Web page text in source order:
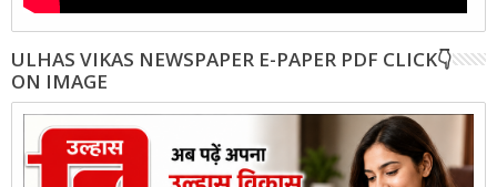
ULHAS VIKAS NEWSPAPER E-PAPER PDF CLICK👇
ON IMAGE